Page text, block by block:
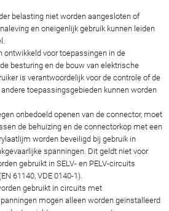
belasting niet worden aangesloten of
en oneigenlijk gebruik kunnen leiden
ontwikkeld voor toepassingen in de
besturing en de bouw van elektrische
is verantwoordelijk voor de controle of de
toepassingsgebieden kunnen worden
onbedoeld openen van de connector, moet
de behuizing en de connectorkop met een
worden beveiligd bij gebruik in
spanningen. Dit geldt niet voor
gebruikt in SELV- en PELV-circuits
61140, VDE 0140-1).
gebruikt in circuits met
mogen alleen worden geïnstalleerd